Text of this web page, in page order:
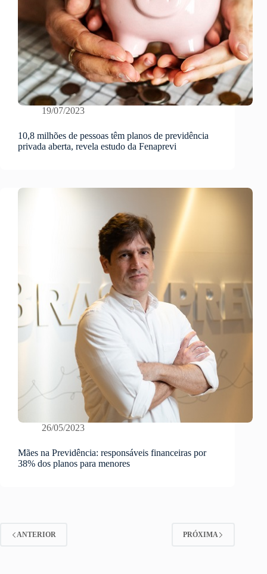
19/07/2023
10,8 milhões de pessoas têm planos de previdência
privada aberta, revela estudo da Fenaprevi
26/05/2023
Mães na Previdência: responsáveis financeiras por
38% dos planos para menores
ANTERIOR PRÓXIMA